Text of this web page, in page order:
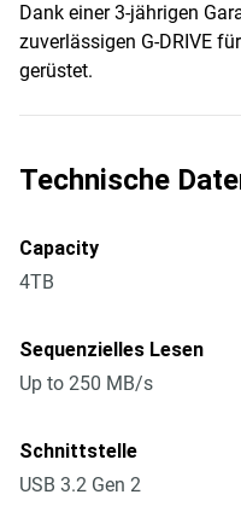
Dank einer 3-jährigen
zuverlässigen G-DRIVE
gerüstet.
Technische
Capacity
4TB
Sequenzielles Lesen
Up to 250 MB/s
Schnittstelle
USB 3.2 Gen 2